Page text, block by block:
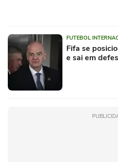
FUTEBOL
Fifa se
e sai em